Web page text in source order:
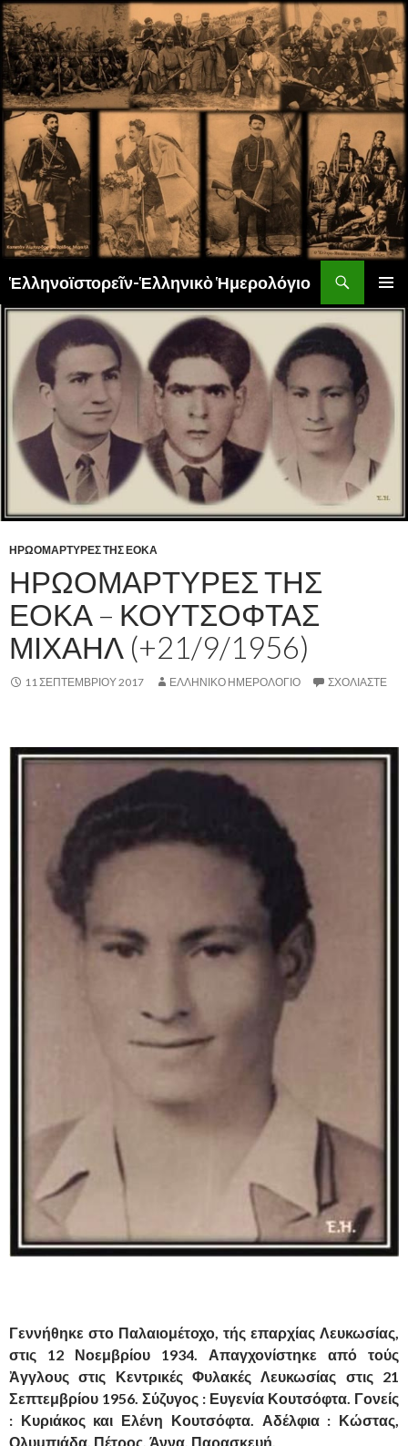
Ἑλληνοϊστορεῖν-Ἑλληνικὸ Ἡμερολόγιο
ΚΎΡΙΟ
ΣΕ
ΠΕΡΙΕΧΌΜΕΝΟ
ΗΡΩΟΜΑΡΤΥΡΕΣ ΤΗΣ ΕΟΚΑ
ΗΡΩΟΜΑΡΤΥΡΕΣ ΤΗΣ
ΕΟΚΑ – ΚΟΥΤΣΟΦΤΑΣ
ΜΙΧΑΗΛ (+21/9/1956)
11 ΣΕΠΤΕΜΒΡΊΟΥ 2017 ΕΛΛΗΝΙΚΟ ΗΜΕΡΟΛΟΓΙΟ ΣΧΟΛΙΆΣΤΕ
Γεννήθηκε στο Παλαιομέτοχο, τής επαρχίας Λευκωσίας,
στις 12 Νοεμβρίου 1934. Απαγχονίστηκε από τούς
Ἀγγλους στις Κεντρικές Φυλακές Λευκωσίας στις 21
Σεπτεμβρίου 1956. Σύζυγος : Ευγενία Κουτσόφτα. Γονείς
: Κυριάκος και Ελένη Κουτσόφτα. Αδέλφια : Κώστας,
Ολυμπιάδα, Πέτρος, Άννα, Παρασκευή.